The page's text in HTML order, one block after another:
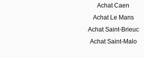
Achat Caen
Achat Le Mans
Achat Saint-Brieuc
Achat Saint-Malo